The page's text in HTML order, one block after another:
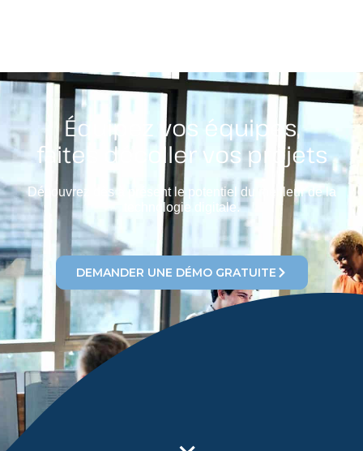
Équipez vos équipes,
faites décoller vos projets
Découvrez dès à présent le potentiel du meilleur de la
technologie digitale.
DEMANDER UNE DÉMO GRATUITE